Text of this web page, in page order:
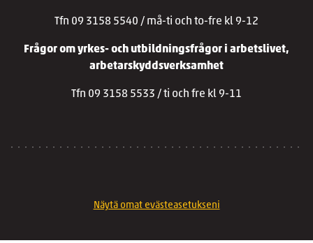
Tfn 09 3158 5540 / må-ti och to-fre kl 9-12
Frågor om yrkes- och utbildningsfrågor i arbetslivet,
arbetarskyddsverksamhet
Tfn 09 3158 5533 / ti och fre kl 9-11
Näytä omat evästeasetukseni